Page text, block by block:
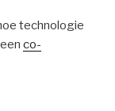
technologie
co-